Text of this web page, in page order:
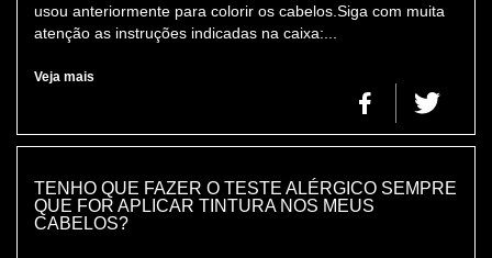
usou anteriormente para colorir os cabelos.Siga com muita
atenção as instruções indicadas na caixa:...
Veja mais
TENHO QUE FAZER O TESTE ALÉRGICO SEMPRE
QUE FOR APLICAR TINTURA NOS MEUS
CABELOS?